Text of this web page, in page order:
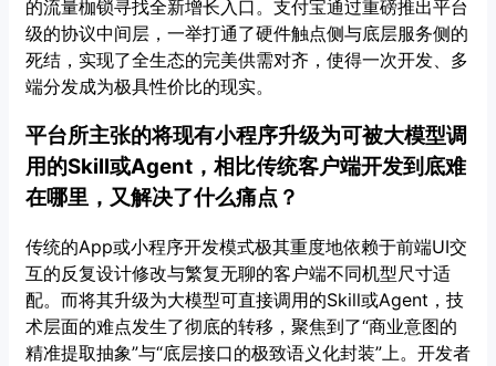
的流量枷锁寻找全新增长入口。支付宝通过重磅推出平台
级的协议中间层，一举打通了硬件触点侧与底层服务侧的
死结，实现了全生态的完美供需对齐，使得一次开发、多
端分发成为极具性价比的现实。
平台所主张的将现有小程序升级为可被大模型调
用的Skill或Agent，相比传统客户端开发到底难
在哪里，又解决了什么痛点？
传统的App或小程序开发模式极其重度地依赖于前端UI交
互的反复设计修改与繁复无聊的客户端不同机型尺寸适
配。而将其升级为大模型可直接调用的Skill或Agent，技
术层面的难点发生了彻底的转移，聚焦到了“商业意图的
精准提取抽象”与“底层接口的极致语义化封装”上。开发者